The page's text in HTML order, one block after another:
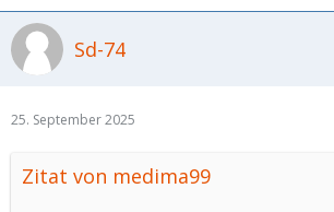
Sd-74
25. September 2025
Zitat von medima99